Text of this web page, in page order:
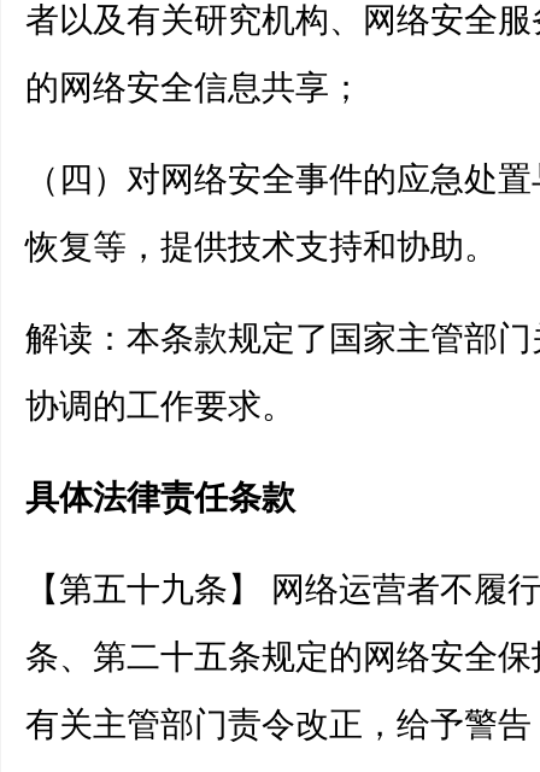
者以及有关研究机构、网络安全
的网络安全信息共享；
（四）对网络安全事件的应急处
恢复等，提供技术支持和协助。
解读：本条款规定了国家主管部
协调的工作要求。
具体法律责任条款
【第五十九条】 网络运营者不履
条、第二十五条规定的网络安全
有关主管部门责令改正，给予警